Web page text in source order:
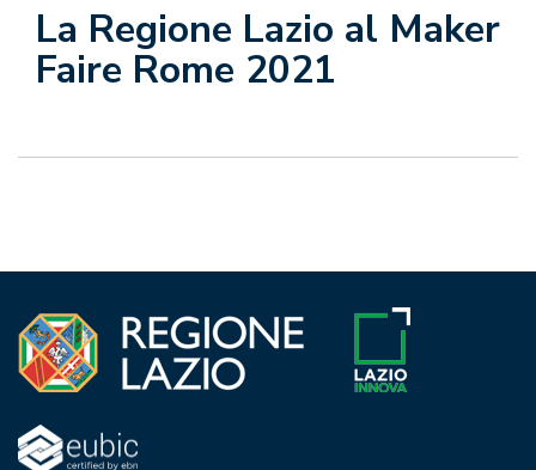
La Regione Lazio al Maker
Faire Rome 2021